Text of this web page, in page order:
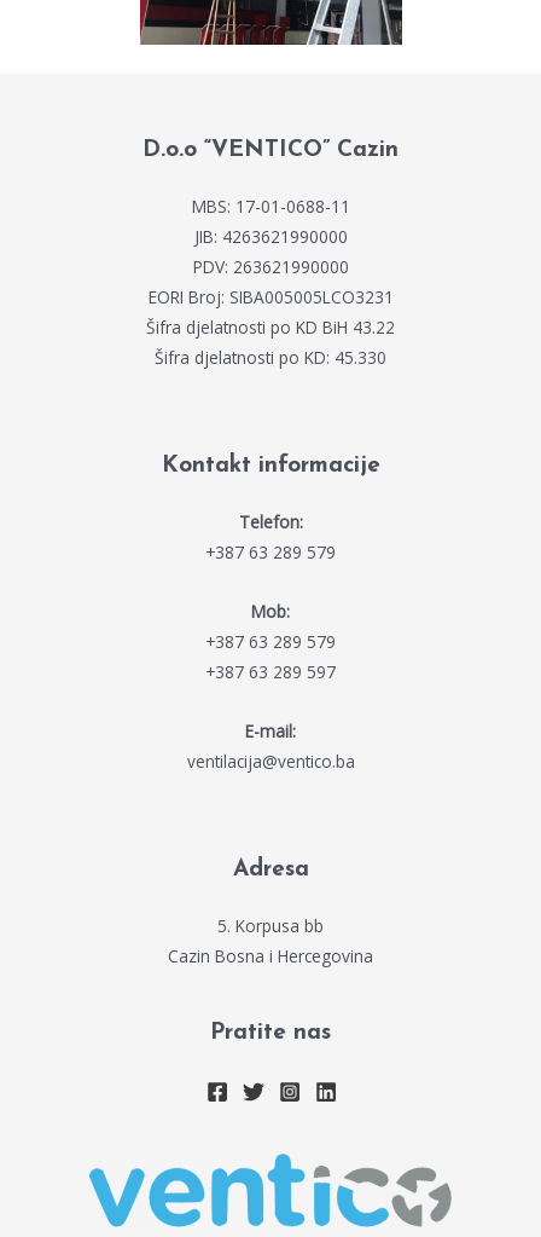
D.o.o “VENTICO” Cazin
MBS: 17-01-0688-11
JIB: 4263621990000
PDV: 263621990000
EORI Broj: SIBA005005LCO3231
Šifra djelatnosti po KD BiH 43.22
Šifra djelatnosti po KD: 45.330
Kontakt informacije
Telefon:
+387 63 289 579
Mob:
+387 63 289 579
+387 63 289 597
E-mail:
ventilacija@ventico.ba
Adresa
5. Korpusa bb
Cazin Bosna i Hercegovina
Pratite nas